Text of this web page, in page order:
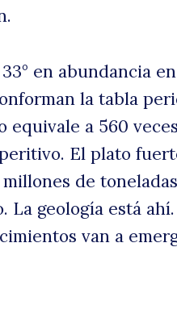
en abundancia
la tabla
equivale a 560
El plato
de
La geología está
van a